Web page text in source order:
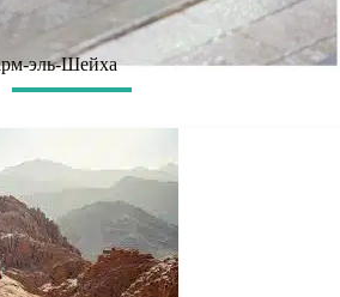
эль-Шейха